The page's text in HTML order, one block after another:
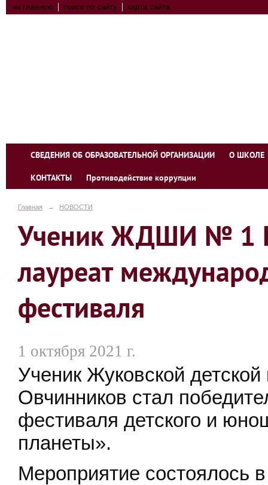
на главную поиск по сайту карта сайта
СВЕДЕНИЯ ОБ ОБРАЗОВАТЕЛЬНОЙ ОРГАНИЗАЦИИ О ШКОЛЕ
КОНТАКТЫ Противодействие коррупции
Главная → НОВОСТИ
Ученик ЖДШИ № 1
лауреат
фестиваля
1 октября 2021 г.
Ученик Жуковской
Овчинников стал
фестиваля детского и
планеты».
Мероприятие состоялось